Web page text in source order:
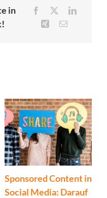
in
Facebook
LinkedIn
Xing E-
Sponsored Content in
Social Media: Darauf